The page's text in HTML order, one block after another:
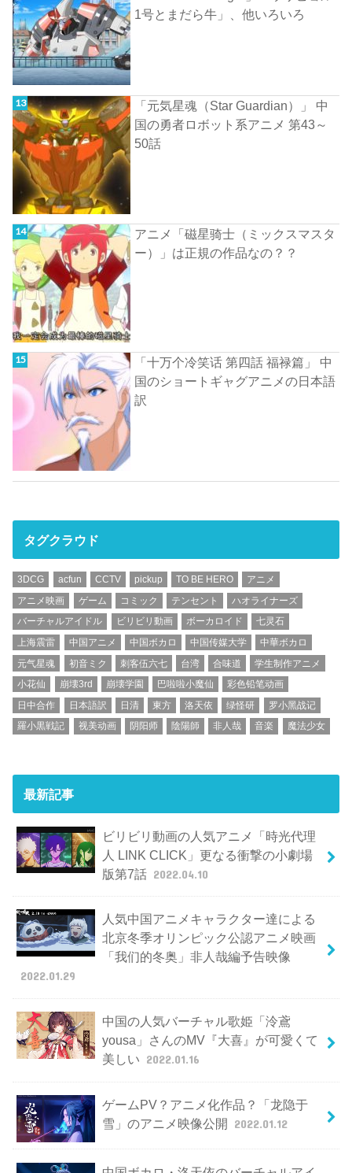
1号とまだら牛」、他いろいろ
「元気星魂（Star Guardian）」 中
国の勇者ロボット系アニメ 第43～
50話
アニメ「磁星骑士（ミックスマスタ
ー）」は正規の作品なの？？
「十万个冷笑话 第四話 福禄篇」 中
国のショートギャグアニメの日本語
訳
タグクラウド
3DCG acfun CCTV pickup TO BE HERO
アニメ
アニメ映画
ゲーム コミック テンセント
ハオライナーズ
バーチャルアイドル
ビリビリ動画 ボーカロイド
七灵石
上海震雷
中国アニメ 中国ボカロ 中国传媒大学
中華ボカロ
元气星魂
初音ミク 刺客伍六七 台湾 合味道
学生制作アニメ
小花仙
崩壊3rd 崩壊学園 巴啦啦小魔仙
彩色铅笔动画
日中合作
日本語訳 日清 東方 洛天依 绿怪研
罗小黑战记
羅小黒戦記
视美动画 阴阳师 陰陽師 非人哉 音楽 魔法少女
最新記事
ビリビリ動画の人気アニメ「時光代理
人 LINK CLICK」更なる衝撃の小劇場
版第7話 2022.04.10
人気中国アニメキャラクター達による
北京冬季オリンピック公認アニメ映画
「我们的冬奥」非人哉編予告映像
2022.01.29
中国の人気バーチャル歌姫「泠鳶
yousa」さんのMV『大喜』が可愛くて
美しい 2022.01.16
ゲームPV？アニメ化作品？「龙隐于
雪」のアニメ映像公開
2022.01.12